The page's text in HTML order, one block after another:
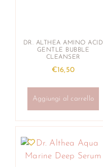
DR. ALTHEA AMINO ACID
GENTLE BUBBLE
CLEANSER
€16,50
Aggiungi al carrello